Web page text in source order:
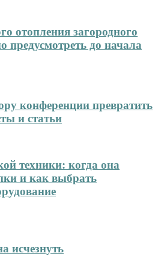
отопления загородного
предусмотреть до начала
конференции превратить
и статьи
техники: когда она
и как выбрать
исчезнуть